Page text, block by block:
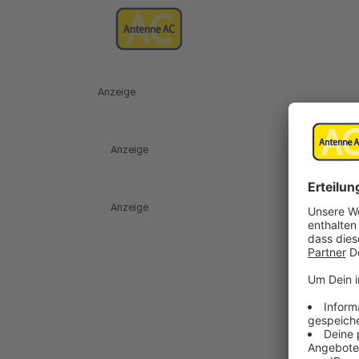
Anzeige
Anzeige
Anzeige